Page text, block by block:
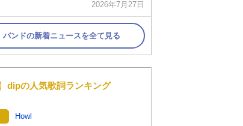
2026年7月27日
バンドの新着ニュースを全て見る
dipの人気歌詞ランキング
Howl